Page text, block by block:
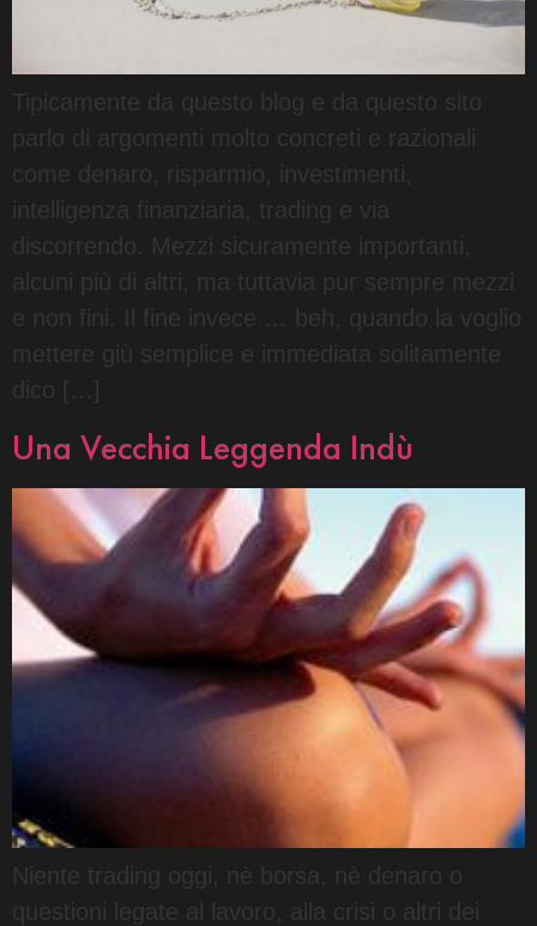
Tipicamente da questo blog e da questo sito
parlo di argomenti molto concreti e razionali
come denaro, risparmio, investimenti,
intelligenza finanziaria, trading e via
discorrendo. Mezzi sicuramente importanti,
alcuni più di altri, ma tuttavia pur sempre mezzi
e non fini. Il fine invece … beh, quando la voglio
mettere giù semplice e immediata solitamente
Una Vecchia Leggenda Indù
Niente trading oggi, nè borsa, nè denaro o
questioni legate al lavoro, alla crisi o altri dei